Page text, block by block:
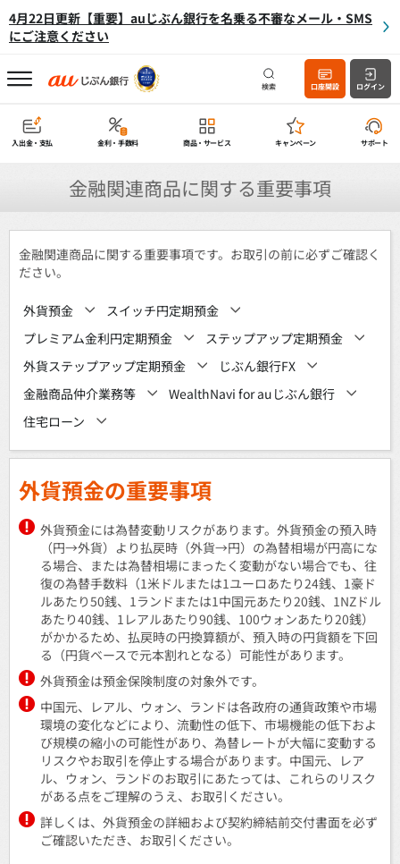
4月22日更新【重要】auじぶん銀行を名乗る不審なメール・SMS
にご注意ください
検索 口座開設 ログイン
入出金・支払 金利・手数料 商品・サービス キャンペーン サポート
金融関連商品に関する重要事項
金融関連商品に関する重要事項です。お取引の前に必ずご確認く
ださい。
外貨預金
スイッチ円定期預金
プレミアム金利円定期預金
ステップアップ定期預金
外貨ステップアップ定期預金
じぶん銀行FX
金融商品仲介業務等
WealthNavi for auじぶん銀行
住宅ローン
外貨預金の重要事項
外貨預金には為替変動リスクがあります。外貨預金の預入時
（円→外貨）より払戻時（外貨→円）の為替相場が円高にな
る場合、または為替相場にまったく変動がない場合でも、往
復の為替手数料（1米ドルまたは1ユーロあたり24銭、1豪ド
ルあたり50銭、1ランドまたは1中国元あたり20銭、1NZドル
あたり40銭、1レアルあたり90銭、100ウォンあたり20銭）
がかかるため、払戻時の円換算額が、預入時の円貨額を下回
る（円貨ベースで元本割れとなる）可能性があります。
外貨預金は預金保険制度の対象外です。
中国元、レアル、ウォン、ランドは各政府の通貨政策や市場
環境の変化などにより、流動性の低下、市場機能の低下およ
び規模の縮小の可能性があり、為替レートが大幅に変動する
リスクやお取引を停止する場合があります。中国元、レア
ル、ウォン、ランドのお取引にあたっては、これらのリスク
がある点をご理解のうえ、お取引ください。
詳しくは、外貨預金の詳細および契約締結前交付書面を必ず
ご確認いただき、お取引ください。